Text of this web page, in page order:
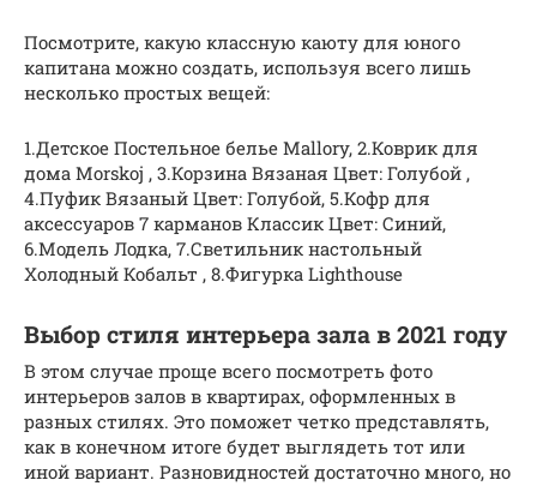
Посмотрите, какую классную каюту для юного
капитана можно создать, используя всего лишь
несколько простых вещей:
1.Детское Постельное белье Mallory, 2.Коврик для
дома Morskoj , 3.Корзина Вязаная Цвет: Голубой ,
4.Пуфик Вязаный Цвет: Голубой, 5.Кофр для
аксессуаров 7 карманов Классик Цвет: Синий,
6.Модель Лодка, 7.Светильник настольный
Холодный Кобальт , 8.Фигурка Lighthouse
Выбор стиля интерьера зала в 2021 году
В этом случае проще всего посмотреть фото
интерьеров залов в квартирах, оформленных в
разных стилях. Это поможет четко представлять,
как в конечном итоге будет выглядеть тот или
иной вариант. Разновидностей достаточно много, но